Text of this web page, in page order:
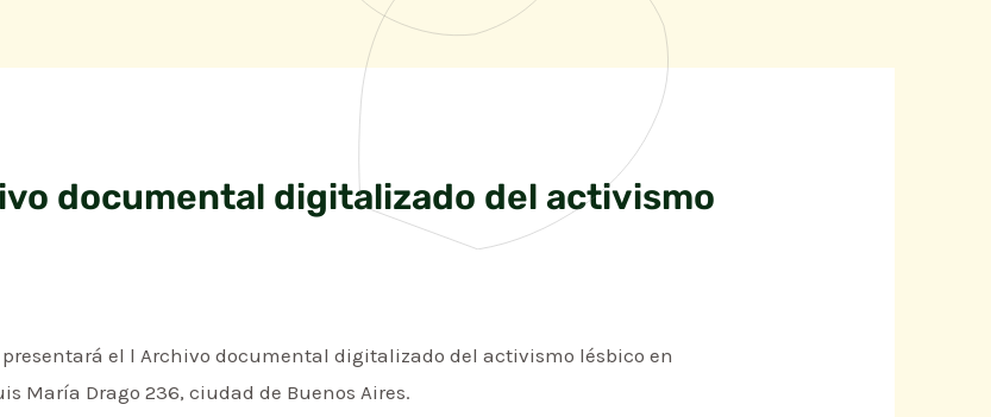
documental digitalizado del activismo
presentará el l Archivo documental digitalizado del activismo lésbico en
María Drago 236, ciudad de Buenos Aires.